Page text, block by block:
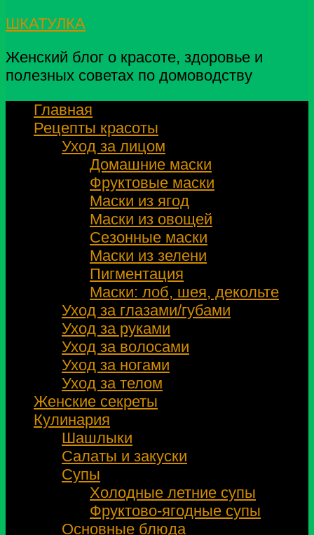
ШКАТУЛКА
Женский блог о красоте, здоровье и
полезных советах по домоводству
Главная
Рецепты красоты
Уход за лицом
Домашние маски
Фруктовые маски
Маски из ягод
Маски из овощей
Сезонные маски
Маски из зелени
Пигментация
Маски: лоб, шея, декольте
Уход за глазами/губами
Уход за руками
Уход за волосами
Уход за ногами
Уход за телом
Женские секреты
Кулинария
Шашлыки
Салаты и закуски
Супы
Холодные летние супы
Фруктово-ягодные супы
Основные блюда